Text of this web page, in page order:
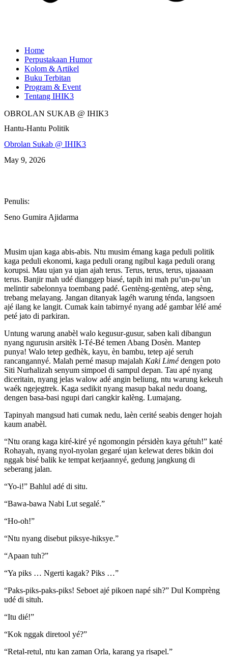
Home
Perpustakaan Humor
Kolom & Artikel
Buku Terbitan
Program & Event
Tentang IHIK3
OBROLAN SUKAB @ IHIK3
Hantu-Hantu Politik
Obrolan Sukab @ IHIK3
May 9, 2026
Penulis:
Seno Gumira Ajidarma
Musim ujan kaga abis-abis. Ntu musim émang kaga peduli politik
kaga peduli ekonomi, kaga peduli orang ngibul kaga peduli orang
korupsi. Mau ujan ya ujan ajah terus. Terus, terus, terus, ujaaaaan
terus. Banjir mah udé dianggep biasé, tapih ini mah pu’un-pu’un
melintir sabelonnya toembang padé. Gentèng-gentèng, atep sèng,
trebang melayang. Jangan ditanyak lagéh warung ténda, langsoen
ajé ilang ke langit. Cumak kain tabirnyé nyang adé gambar lélé amé
peté jato di parkiran.
Untung warung anabèl walo kegusur-gusur, saben kali dibangun
nyang ngurusin arsitèk I-Té-Bé temen Abang Dosèn. Mantep
punya! Walo tetep gedhèk, kayu, èn bambu, tetep ajé seruh
rancangannyé. Malah perné masup majalah Kaki Limédengen poto
Siti Nurhalizah senyum simpoel di sampul depan. Tau apé nyang
diceritain, nyang jelas walow adé angin beliung, ntu warung kekeuh
waék ngejegtrek. Kaga sedikit nyang masup bakal nedu doang,
dengen basa-basi ngupi dari cangkir kalèng. Lumajang.
Tapinyah mangsud hati cumak nedu, laèn cerité seabis denger hojah
kaum anabèl.
“Ntu orang kaga kiré-kiré yé ngomongin pérsidèn kaya gétuh!” katé
Rohayah, nyang nyol-nyolan gegaré ujan kelewat deres bikin doi
nggak bisé balik ke tempat kerjaannyé, gedung jangkung di
seberang jalan.
“Yo-i!” Bahlul adé di situ.
“Bawa-bawa Nabi Lut segalé.”
“Ho-oh!”
“Ntu nyang disebut piksye-hiksye.”
“Apaan tuh?”
“Ya piks … Ngerti kagak? Piks …”
“Paks-piks-paks-piks! Seboet ajé pikoen napé sih?” Dul Komprèng
udé di situh.
“Itu dié!”
“Kok nggak diretool yé?”
“Retal-retul, ntu kan zaman Orla, karang ya risapel.”